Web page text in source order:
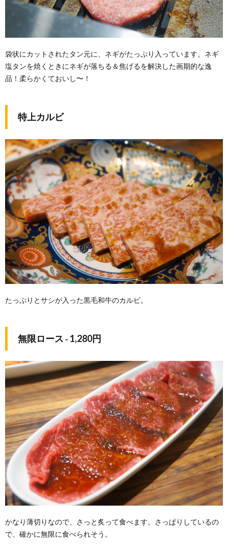
袋状にカットされたタン元に、ネギがたっぷり入っています。ネギ
塩タンを焼くときにネギが落ちる＆焦げるを解決した画期的な逸
品！柔らかくておいし〜！
特上カルビ
たっぷりとサシが入った黒毛和牛のカルビ。
無限ロース ‐ 1,280円
かなり薄切りなので、さっと炙って食べます。さっぱりしているの
で、確かに無限に食べられそう。